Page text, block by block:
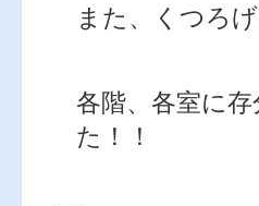
また、くつろ
各階、各室に
た！！